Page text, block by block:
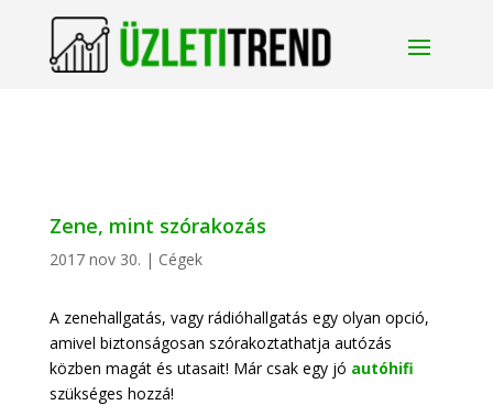
Zene, mint szórakozás
2017 nov 30. | Cégek
A zenehallgatás, vagy rádióhallgatás egy olyan opció,
amivel biztonságosan szórakoztathatja autózás
közben magát és utasait! Már csak egy jó autóhifi
szükséges hozzá!